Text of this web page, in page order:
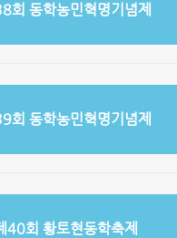
회 동학농민혁명기념제
회 동학농민혁명기념제
40회 황토현동학축제